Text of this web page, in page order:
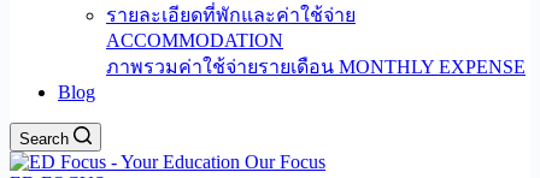
รายละเอียดที่พักและค่าใช้จ่าย
ACCOMMODATION
ภาพรวมค่าใช้จ่ายรายเดือน MONTHLY EXPENSE
Blog
Search